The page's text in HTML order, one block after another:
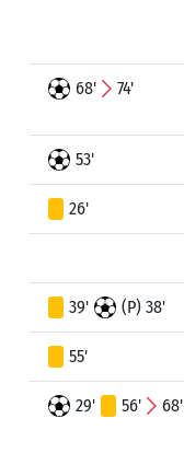
68' 74'
53'
26'
39' (P) 38'
55'
29' 56' 68'